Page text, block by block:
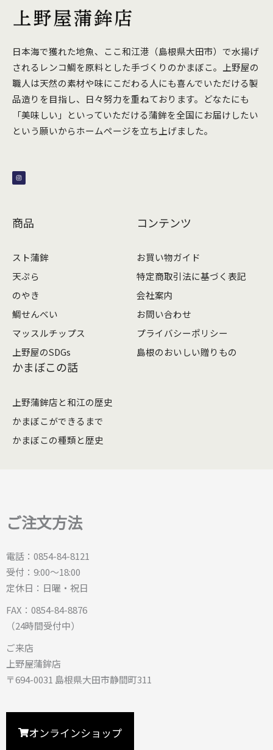
日本海で獲れた地魚、ここ和江港（島根県大田市）で水揚げ
されるレンコ鯛を原料とした手づくりのかまぼこ。上野屋の
職人は天然の素材や味にこだわる人にも喜んでいただける製
品造りを目指し、日々努力を重ねております。どなたにも
「美味しい」といっていただける蒲鉾を全国にお届けしたい
という願いからホームページを立ち上げました。
s
t
a
商品
スト蒲鉾
天ぷら
のやき
鯛せんべい
マッスルチップス
上野屋のSDGs
コンテンツ
お買い物ガイド
特定商取引法に基づく表記
会社案内
お問い合わせ
プライバシーポリシー
島根のおいしい贈りもの
かまぼこの話
上野蒲鉾店と和江の歴史
かまぼこができるまで
かまぼこの種類と歴史
ご注文方法
電話：0854-84-8121
受付：9:00〜18:00
定休日：日曜・祝日
FAX：0854-84-8876
（24時間受付中）
ご来店
上野屋蒲鉾店
〒694-0031 島根県大田市静間町311
オンラインショップ